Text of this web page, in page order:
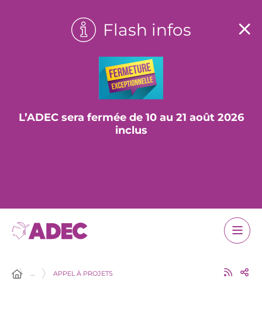
Flash infos
L’ADEC sera fermée de 10 au 21 août 2026
inclus
… APPEL À PROJETS